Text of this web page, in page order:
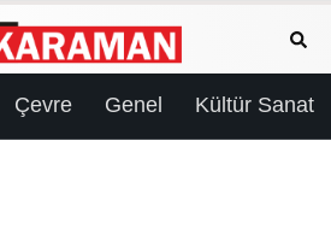
Çevre Genel Kültür Sanat